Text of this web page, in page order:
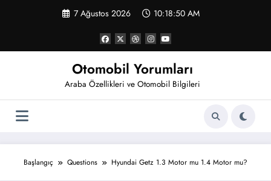
7 Ağustos 2026 10:18:50 AM
Otomobil Yorumları
Araba Özellikleri ve Otomobil Bilgileri
Başlangıç Questions Hyundai Getz 1.3 Motor mu 1.4 Motor mu?